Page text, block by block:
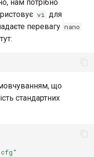
нам потрібно
vi для
перевагу nano
що
стандартних